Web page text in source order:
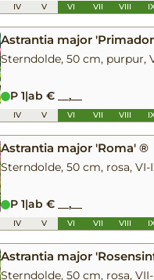
IV V VI VII VIII
Astrantia major
Sterndolde, 50 cm, purpur,
P 1|ab € __,__
IV V VI VII VIII
Astrantia major 'Roma' ®
Sterndolde, 50 cm, rosa, VI-
P 1|ab € __,__
IV V VI VII VIII
Astrantia major
Sterndolde, 50 cm, rosa,